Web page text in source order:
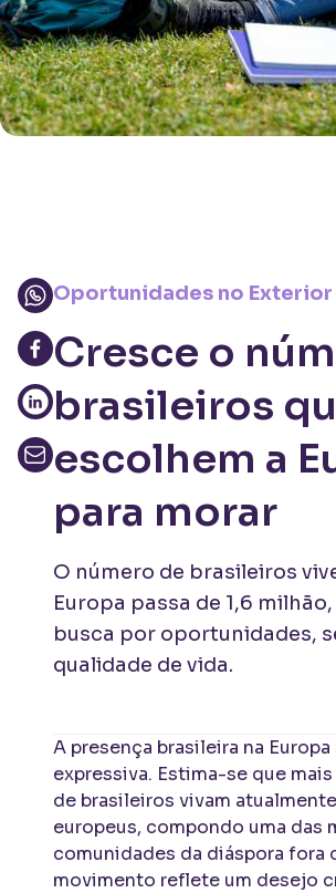
Oportunidades no Exterior
Cresce o
brasileiros
escolhem a
para morar
O número de brasileiros
Europa passa de 1,6
busca por oportunidades,
qualidade de vida.
A presença brasileira na
expressiva. Estima-se que mais
de brasileiros vivam
europeus, compondo uma das
comunidades da diáspora fora
movimento reflete um desejo